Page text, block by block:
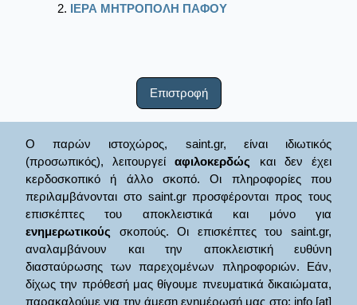
ΙΕΡΑ ΜΗΤΡΟΠΟΛΗ ΠΑΦΟΥ
Επιστροφή
Ο παρών ιστοχώρος, saint.gr, είναι ιδιωτικός
(προσωπικός), λειτουργείαφιλοκερδώς και δεν έχει
κερδοσκοπικό ή άλλο σκοπό. Οι πληροφορίες που
περιλαμβάνονται στο saint.gr προσφέρονται προς τους
επισκέπτες του αποκλειστικά και μόνο για
ενημερωτικούς σκοπούς. Οι επισκέπτες του saint.gr,
αναλαμβάνουν και την αποκλειστική ευθύνη
διασταύρωσης των παρεχομένων πληροφοριών. Εάν,
δίχως την πρόθεσή μας θίγουμε πνευματικά δικαιώματα,
παρακαλούμε για την άμεση ενημέρωσή μας στο: info [at]